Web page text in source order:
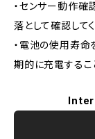
・センサー動作確
落として確認して
・電池の使用寿命
期的に充電するこ